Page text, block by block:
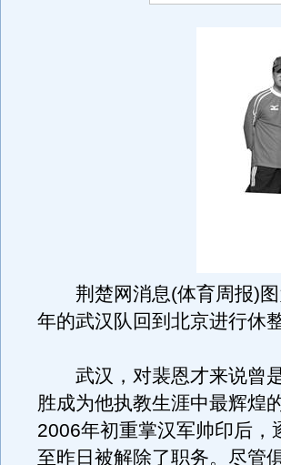
荆楚网消息(体育周报)图
年的武汉队回到北京进行休整
武汉，对裴恩才来说曾是
胜成为他执教生涯中最辉煌
2006年初重掌汉军帅印后
至昨日被解除了职务。尽管